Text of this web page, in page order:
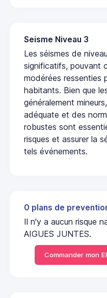
Seisme Niveau 3
Les séismes de
significatifs, pouvant
modérées ressenties
habitants. Bien que
généralement
adéquate et des
robustes sont
risques et assurer la
tels événements.
0 plans de
Il n'y a aucun risque
AIGUES JUNTES.
Commander mon